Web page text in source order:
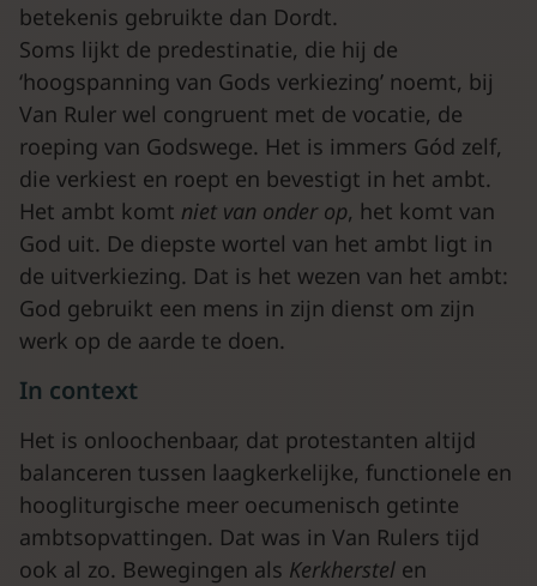
betekenis gebruikte dan Dordt.
Soms lijkt de predestinatie, die hij de
‘hoogspanning van Gods verkiezing’ noemt, bij
Van Ruler wel congruent met de vocatie, de
roeping van Godswege. Het is immers Gód zelf,
die verkiest en roept en bevestigt in het ambt.
Het ambt komt niet van onder op, het komt van
God uit. De diepste wortel van het ambt ligt in
de uitverkiezing. Dat is het wezen van het ambt:
God gebruikt een mens in zijn dienst om zijn
werk op de aarde te doen.
In context
Het is onloochenbaar, dat protestanten altijd
balanceren tussen laagkerkelijke, functionele en
hoogliturgische meer oecumenisch getinte
ambtsopvattingen. Dat was in Van Rulers tijd
ook al zo. Bewegingen als Kerkherstel en